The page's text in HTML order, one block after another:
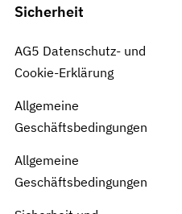
Sicherheit
AG5 Datenschutz- und
Cookie-Erklärung
Allgemeine
Geschäftsbedingungen
Allgemeine
Geschäftsbedingungen